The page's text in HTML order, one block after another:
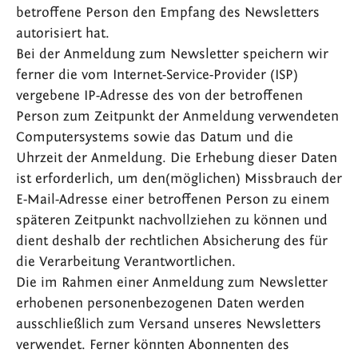
betroffene Person den Empfang des Newsletters
autorisiert hat.
Bei der Anmeldung zum Newsletter speichern wir
ferner die vom Internet-Service-Provider (ISP)
vergebene IP-Adresse des von der betroffenen
Person zum Zeitpunkt der Anmeldung verwendeten
Computersystems sowie das Datum und die
Uhrzeit der Anmeldung. Die Erhebung dieser Daten
ist erforderlich, um den(möglichen) Missbrauch der
E-Mail-Adresse einer betroffenen Person zu einem
späteren Zeitpunkt nachvollziehen zu können und
dient deshalb der rechtlichen Absicherung des für
die Verarbeitung Verantwortlichen.
Die im Rahmen einer Anmeldung zum Newsletter
erhobenen personenbezogenen Daten werden
ausschließlich zum Versand unseres Newsletters
verwendet. Ferner könnten Abonnenten des